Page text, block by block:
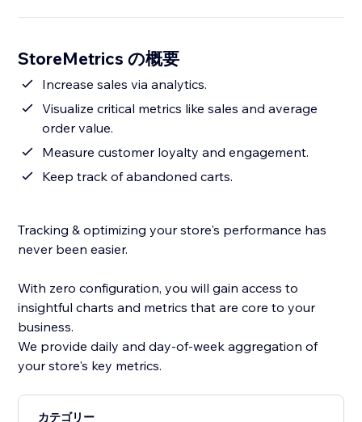
StoreMetrics の概要
Increase sales via analytics.
Visualize critical metrics like sales and average
order value.
Measure customer loyalty and engagement.
Keep track of abandoned carts.
Tracking & optimizing your store's performance has
never been easier.
With zero configuration, you will gain access to
insightful charts and metrics that are core to your
business.
We provide daily and day-of-week aggregation of
your store's key metrics.
カテゴリー